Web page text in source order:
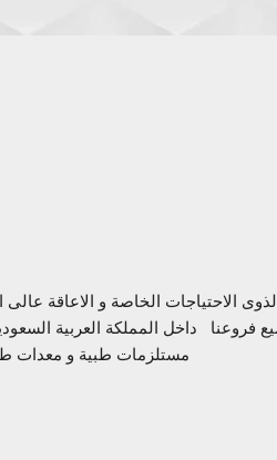
الاحتياجات الخاصة و الاعاقة
فروعنا داخل المملكة العربية
مستلزمات طبية و معدات